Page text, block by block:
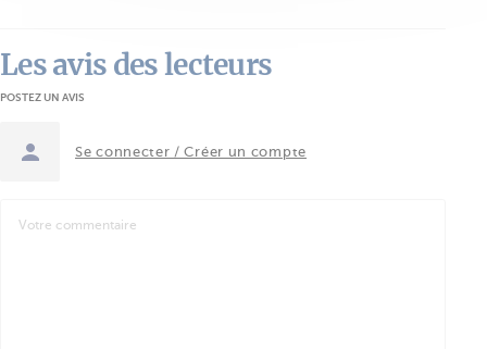
Les avis des lecteurs
POSTEZ UN AVIS
Se connecter / Créer un compte